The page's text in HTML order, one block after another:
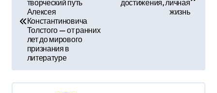
в
а
творческий путь
Алексея
Константиновича
Толстого — от ранних
лет до мирового
признания в
литературе
достижения, личная
жизнь